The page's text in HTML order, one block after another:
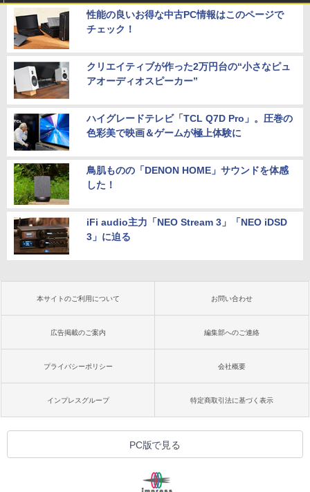
性能の良いお得な中古PC情報はこのページで
チェック！
クリエイティブが作った2万円台の“小さなピュ
アオーディオスピーカー”
ハイグレードテレビ「TCL Q7D Pro」。圧巻の
色彩美で映画＆ゲームが極上体験に
鳥肌ものの「DENON HOME」サウンドを体感
した！
iFi audio主力「NEO Stream 3」「NEO iDSD
3」に迫る
本サイトのご利用について お問い合わせ
広告掲載のご案内 編集部へのご連絡
プライバシーポリシー 会社概要
インプレスグループ 特定商取引法に基づく表示
PC版で見る